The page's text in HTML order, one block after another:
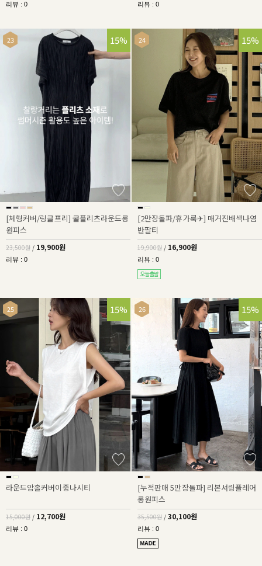
리뷰 : 0 리뷰 : 0
15%
[체형커버/링클프리] 쿨플리츠라운드롱
원피스
23,500원 / 19,900원
리뷰 : 0
15%
[2만장돌파/휴가룩✈] 매거진배색나염
반팔티
19,900원 / 16,900원
리뷰 : 0
15%
라운드암홀커버이중나시티
15,000원 / 12,700원
리뷰 : 0
15%
[누적판매 5만장돌파] 리본셔링플레어
롱원피스
35,500원 / 30,100원
리뷰 : 0